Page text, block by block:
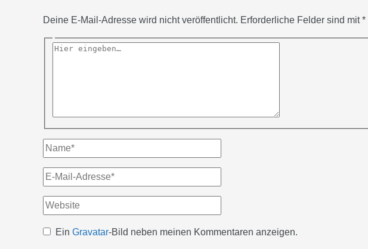
Deine E-Mail-Adresse wird nicht veröffentlicht. Erforderliche Felder sind mit*
Hier
Name*
E-
Mail-
Adresse*
Website
EinGravatar-Bild neben meinen Kommentaren anzeigen.